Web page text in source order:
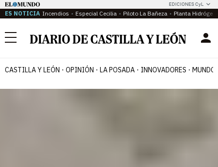
EDICIONES CyL
ES NOTICIA Incendios Especial Cecilia Piloto La Bañeza Planta
Menú
CASTILLA Y LEÓN OPINIÓN LA POSADA INNOVADORES MUNDO